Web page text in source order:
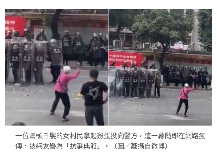
一位滿頭白髮的女村民拿起雞蛋投向警方，這一幕隨即在網路瘋
傳，被網友譽為「抗爭典範」。（圖／翻攝自微博）